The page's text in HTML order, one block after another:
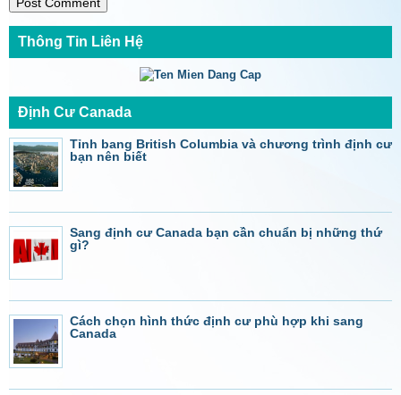
Thông Tin Liên Hệ
Định Cư Canada
Tỉnh bang British Columbia và chương trình định cư
bạn nên biết
Sang định cư Canada bạn cần chuẩn bị những thứ
gì?
Cách chọn hình thức định cư phù hợp khi sang
Canada